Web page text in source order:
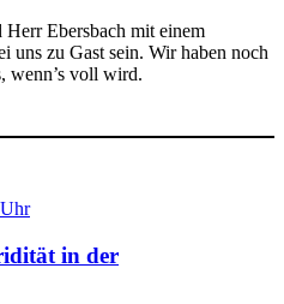
Ebersbach mit einem
uns zu Gast sein. Wir haben noch
wenn’s voll wird.
in der